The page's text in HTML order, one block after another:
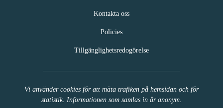
(
n
s
(
p
n
s
m
p
a
i
Kontakta oss
Policies
Tillgänglighetsredogörelse
Vi använder cookies för att mäta trafiken på hemsidan och för
statistik. Informationen som samlas in är anonym.